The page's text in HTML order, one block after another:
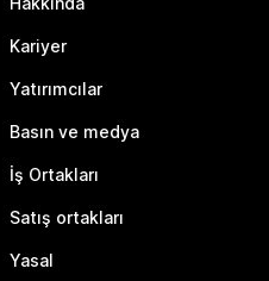
Kariyer
Yatırımcılar
Basın ve medya
İş Ortakları
Satış ortakları
Yasal